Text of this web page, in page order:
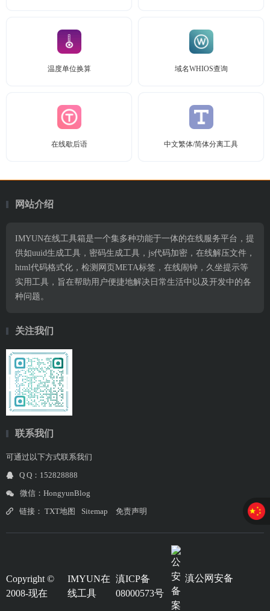
温度单位换算 域名WHIOS查询
在线歇后语 中文繁体/简体分离工具
网站介绍
IMYUN在线工具箱是一个集多种功能于一体的在线服务平台，提
供如uuid生成工具，密码生成工具，js代码加密，在线解压文件，
html代码格式化，检测网页META标签，在线闹钟，久坐提示等
实用工具，旨在帮助用户便捷地解决日常生活中以及开发中的各
种问题。
关注我们
联系我们
可通过以下方式联系我们
Q Q：152828888
微信：HongyunBlog
链接： TXT地图 Sitemap 免责声明
Copyright ©
2008-现在
IMYUN在
线工具
滇ICP备
08000573号
滇公网安备